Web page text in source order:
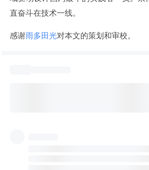
直奋斗在技术一线。
感谢雨多田光对本文的策划和审校。